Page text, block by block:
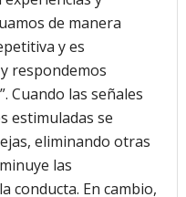
de manera
y es
respondemos
Cuando las señales
estimuladas se
eliminando otras
las
conducta. En cambio,